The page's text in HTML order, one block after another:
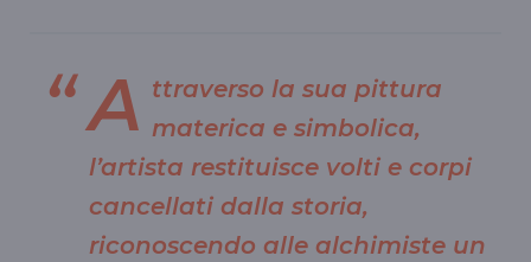
A ttraverso la sua pittura
materica e simbolica,
l’artista restituisce volti e corpi
cancellati dalla storia,
riconoscendo alle alchimiste un